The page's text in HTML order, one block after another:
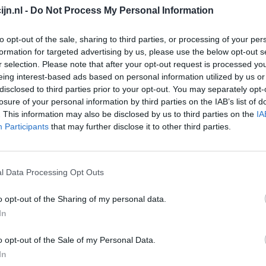
- Do Not Process My Personal Information
opt-out of the sale, sharing to third parties, or processing of your
for targeted advertising by us, please use the below opt-out
selection. Please note that after your opt-out request is processed
interest-based ads based on personal information utilized by us
to third parties prior to your opt-out. You may separately
of your personal information by third parties on the IAB’s list of
This information may also be disclosed by us to third parties on the
Participants that may further disclose it to other third parties.
Data Processing Opt Outs
opt-out of the Sharing of my personal data.
opt-out of the Sale of my Personal Data.
Depressie - antidepressiva overig
Pijn - morfine-achtigen
Schildklier - hypothyroidie (traagwerkend)
Maagzuur - protonpompremmers
Bloeddruk - betablokkers
Epilepsie
Depressie - antidepressiva overig
Depressie - antidepressiva TCA
Depressie - antidepressiva overig
Anticonceptie - eenfase
Depressie - antidepressiva SSRI
Psychose / schizofrenie - antipsychotica